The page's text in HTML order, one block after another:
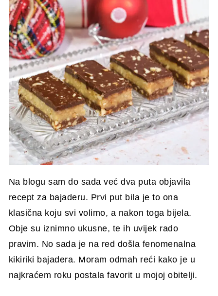
Na blogu sam do sada već dva puta objavila
recept za bajaderu. Prvi put bila je to ona
klasična koju svi volimo, a nakon toga bijela.
Obje su iznimno ukusne, te ih uvijek rado
pravim. No sada je na red došla fenomenalna
kikiriki bajadera. Moram odmah reći kako je u
najkraćem roku postala favorit u mojoj obitelji.